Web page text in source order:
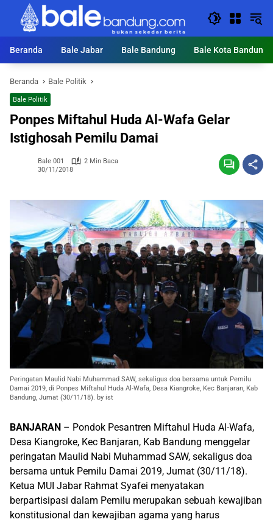
Langsung
konten
Beranda
Bale Jabar Bale Bandung Bale Kota Bandung
Beranda Bale Politik
Bale Politik
Ponpes Miftahul Huda Al-Wafa Gelar
Istighosah Pemilu Damai
Bale 001
2 Min Baca
30/11/2018
Peringatan Maulid Nabi Muhammad SAW, sekaligus doa bersama untuk Pemilu
Damai 2019, di Ponpes Miftahul Huda Al-Wafa, Desa Kiangroke, Kec Banjaran, Kab
Bandung, Jumat (30/11/18). by ist
BANJARAN – Pondok Pesantren Miftahul Huda Al-Wafa,
Desa Kiangroke, Kec Banjaran, Kab Bandung menggelar
peringatan Maulid Nabi Muhammad SAW, sekaligus doa
bersama untuk Pemilu Damai 2019, Jumat (30/11/18).
Ketua MUI Jabar Rahmat Syafei menyatakan
berpartisipasi dalam Pemilu merupakan sebuah kewajiban
konstitusional dan kewajiban agama yang harus